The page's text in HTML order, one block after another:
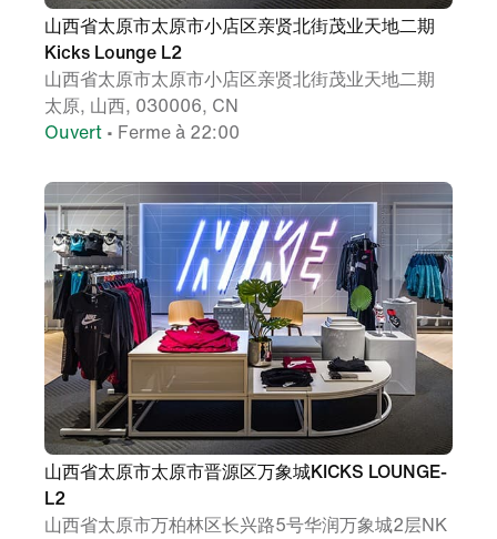
山西省太原市太原市小店区亲贤北街茂业天地二期
Kicks Lounge L2
山西省太原市太原市小店区亲贤北街茂业天地二期
太原, 山西, 030006, CN
Ouvert • Ferme à 22:00
山西省太原市太原市晋源区万象城KICKS LOUNGE-
L2
山西省太原市万柏林区长兴路5号华润万象城2层NK